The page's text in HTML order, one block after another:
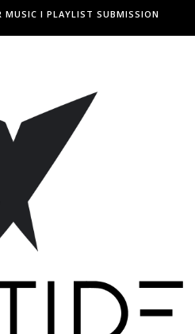
MUSIC I PLAYLIST SUBMISSION